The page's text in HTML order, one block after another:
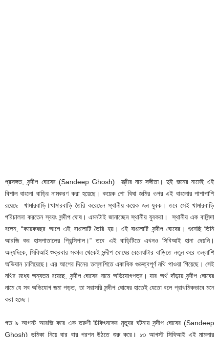
প্রসঙ্গত, সন্দীপ ঘোষের (Sandeep Ghosh) স্ত্রীর নাম সঙ্গীতা। দুই জনের নামেই এই
বিশাল বাংলো বাড়ির নামকরণ করা হয়েছে। কয়েক শো বিঘা জমির ওপর এই বাংলোর পাশাপাশি
রয়েছে খামারবাড়ি।খামারবাড়ি তৈরি করেছেন স্থানীয় কয়েক জন যুবক। তবে সেই খামারবাড়ি
পরিচালনা করতেন স্বয়ং সন্দীপ ঘোষ। এমনটাই জানাচ্ছেন স্থানীয় যুবকরা। স্থানীয় এক বাসিন্দা
বলেন, “কয়েকবছর আগে এই বাংলোটি তৈরি হয়। এই বাংলোটি সন্দীপ ঘোষের। শুনেছি তিনি
আরজি কর হাসপাতালের প্রিন্সিপাল।” তবে এই বাড়িটিতে এখনও সিবিআই হানা দেয়নি।
অন্যদিকে, সিবিআই শুক্রবার সকাল থেকেই সন্দীপ ঘোষের বেলেঘাটার বাড়িতে নতুন করে তল্লাশি
অভিযান চালিয়েছে। এর আগের দিনের তল্লাশিতে একাধিক গুরুত্বপূর্ণ নথি পাওয়া গিয়েছে। সেই
নথির মধ্যে অন্যতম রয়েছে, সন্দীপ ঘোষের নামে অভিযোগপত্র। যার অর্থ দাঁড়ায় সন্দীপ ঘোষের
নামে যে সব অভিযোগ জমা পড়ত, তা সরাসরি সন্দীপ ঘোষের হাতেই যেতো বলে প্রাথমিকভাবে মনে
করা হচ্ছে।
গত ৯ আগস্ট আরজি করে এক তরুণী চিকিৎসকের মৃত্যুর ঘটনায় সন্দীপ ঘোষের (Sandeep
Ghosh) ভূমিকা নিয়ে বার বার প্রশ্ন উঠতে শুরু করে। ১৩ আগস্ট সিবিআই এই মামলার